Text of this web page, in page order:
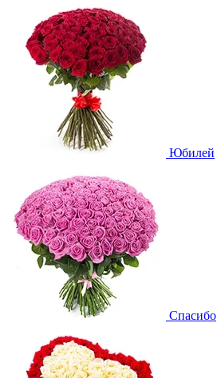
Юбилей
Спасибо